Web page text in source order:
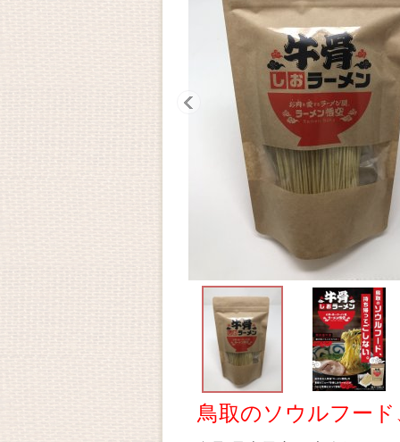
鳥取のソウルフー